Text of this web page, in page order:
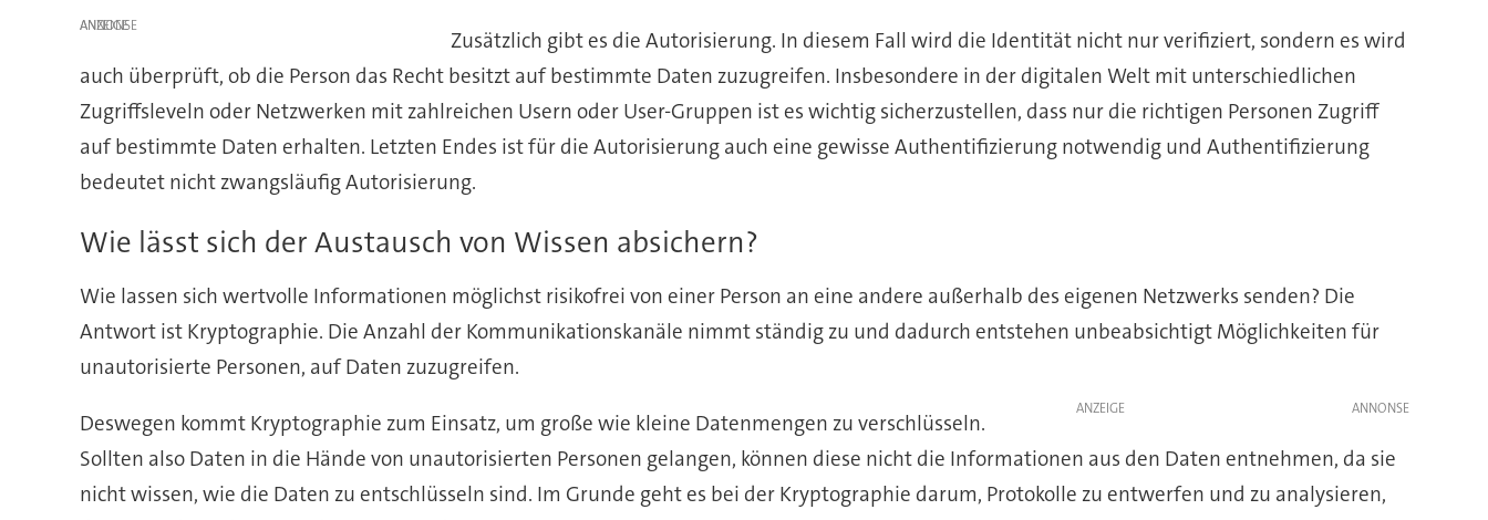
ANZEIGE
Zusätzlich gibt es die Autorisierung. In diesem Fall wird die Identität nicht nur verifiziert, sondern es wird
auch überprüft, ob die Person das Recht besitzt auf bestimmte Daten zuzugreifen. Insbesondere in der digitalen Welt mit unterschiedlichen
Zugriffsleveln oder Netzwerken mit zahlreichen Usern oder User-Gruppen ist es wichtig sicherzustellen, dass nur die richtigen Personen Zugriff
auf bestimmte Daten erhalten. Letzten Endes ist für die Autorisierung auch eine gewisse Authentifizierung notwendig und Authentifizierung
bedeutet nicht zwangsläufig Autorisierung.
Wie lässt sich der Austausch von Wissen absichern?
Wie lassen sich wertvolle Informationen möglichst risikofrei von einer Person an eine andere außerhalb des eigenen Netzwerks senden? Die
Antwort ist Kryptographie. Die Anzahl der Kommunikationskanäle nimmt ständig zu und dadurch entstehen unbeabsichtigt Möglichkeiten für
unautorisierte Personen, auf Daten zuzugreifen.
ANZEIGE
Deswegen kommt Kryptographie zum Einsatz, um große wie kleine Datenmengen zu verschlüsseln.
Sollten also Daten in die Hände von unautorisierten Personen gelangen, können diese nicht die Informationen aus den Daten entnehmen, da sie
nicht wissen, wie die Daten zu entschlüsseln sind. Im Grunde geht es bei der Kryptographie darum, Protokolle zu entwerfen und zu analysieren,